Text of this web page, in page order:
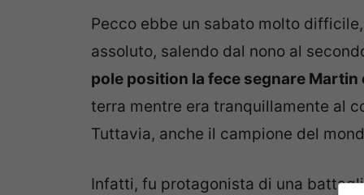
Pecco ebbe un sabato molto
assoluto, salendo dal nono al
pole position la fece segnare
terra mentre era tranquillamente al
Tuttavia, anche il campione del
Infatti, fu protagonista di una